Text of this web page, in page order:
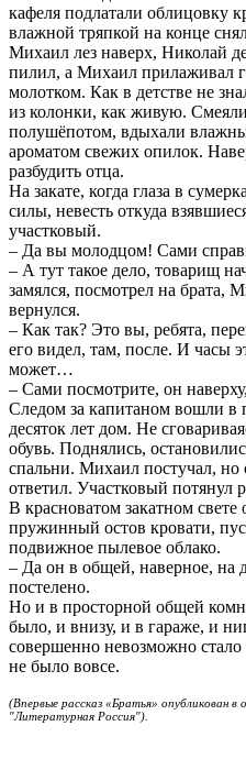
кафеля подлатали облицовку
влажной тряпкой на конце
Михаил лез наверх, Николай
пилил, а Михаил прилаживал
молотком. Как в детстве не
из колонки, как живую.
полушёпотом, вдыхали
ароматом свежих опилок.
разбудить отца.
На закате, когда глаза в
силы, невесть откуда
участковый.
– Да вы молодцом! Сами
– А тут такое дело, товарищ
замялся, посмотрел на брата,
вернулся.
– Как так? Это вы, ребята,
его видел, там, после. И часы
может…
– Сами посмотрите, он
Следом за капитаном вошли
десяток лет дом. Не
обувь. Поднялись,
спальни. Михаил постучал, но
ответил. Участковый потянул
В красноватом закатном
пружинный остов кровати,
подвижное пылевое облако.
– Да он в общей, наверное, на
постелено.
Но и в просторной общей
было, и внизу, и в гараже, и
совершенно невозможно стало
не было вовсе.
(Впервые рассказ «Братья» опубликован в
"Литературная Россия").